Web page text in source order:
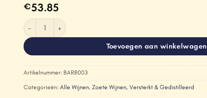
€53.85
Barbeito Madeira Sercial 10 YO aantal
Toevoegen aan winkelwagen
Artikelnummer: BARB003
Categorieën:Alle Wijnen,Zoete Wijnen, Versterkt & Gedistilleerd